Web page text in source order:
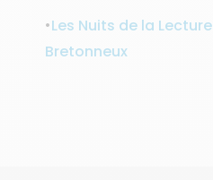
•Les Nuits de la
Bretonneux